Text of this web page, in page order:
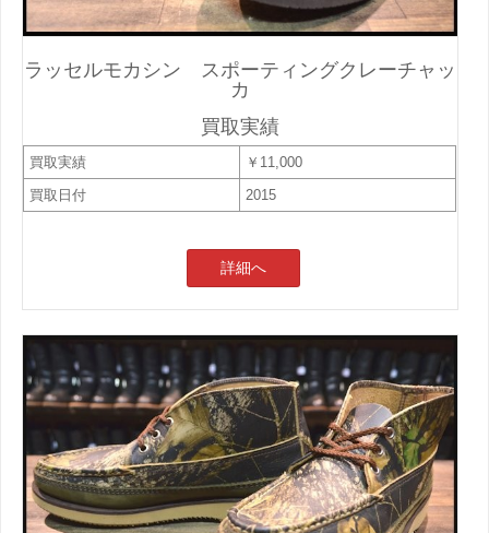
ラッセルモカシン スポーティングクレーチャッ
カ
買取実績
買取実績
￥11,000
買取日付
2015
詳細へ